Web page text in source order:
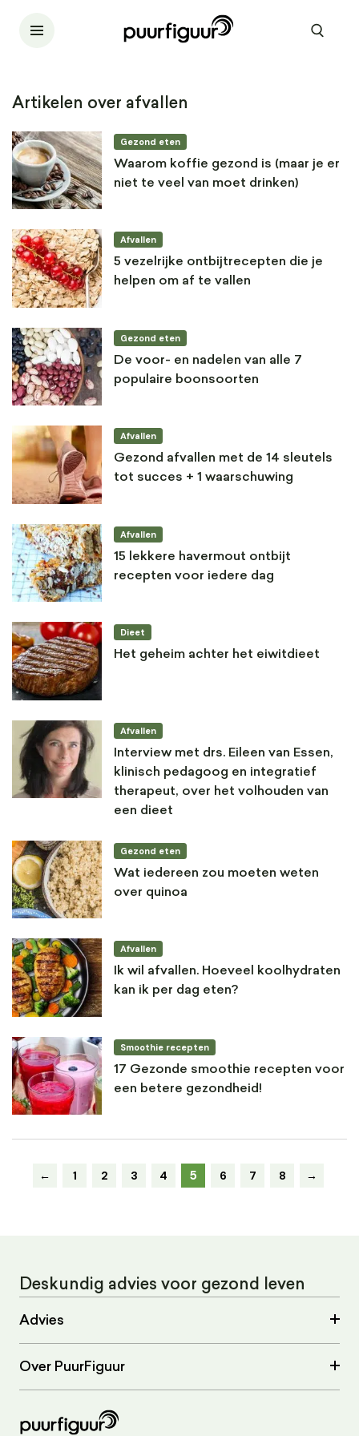
Artikelen over afvallen
Gezond eten
Waarom koffie gezond is (maar je er
niet te veel van moet drinken)
Afvallen
5 vezelrijke ontbijtrecepten die je
helpen om af te vallen
Gezond eten
De voor- en nadelen van alle 7
populaire boonsoorten
Afvallen
Gezond afvallen met de 14 sleutels
tot succes + 1 waarschuwing
Afvallen
15 lekkere havermout ontbijt
recepten voor iedere dag
Dieet
Het geheim achter het eiwitdieet
Afvallen
Interview met drs. Eileen van Essen,
klinisch pedagoog en integratief
therapeut, over het volhouden van
een dieet
Gezond eten
Wat iedereen zou moeten weten
over quinoa
Afvallen
Ik wil afvallen. Hoeveel koolhydraten
kan ik per dag eten?
Smoothie recepten
17 Gezonde smoothie recepten voor
een betere gezondheid!
← 1 2 3 4 5 6 7 8 →
Deskundig advies voor gezond leven
Advies
Over PuurFiguur